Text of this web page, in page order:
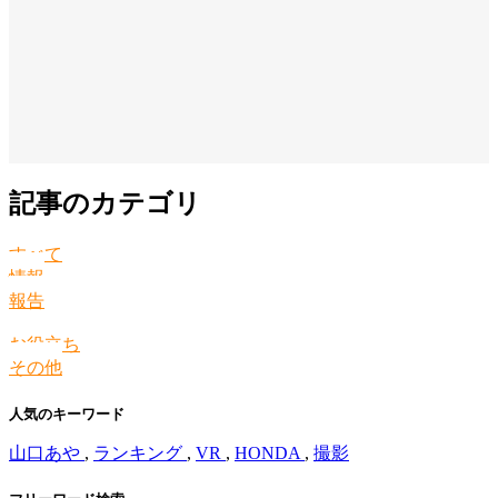
記事のカテゴリ
すべて
情報
報告
お役立ち
その他
人気のキーワード
山口あや , ランキング , VR , HONDA , 撮影